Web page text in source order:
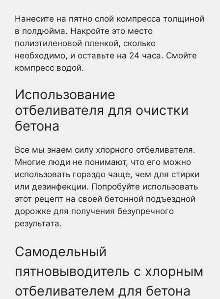
Нанесите на пятно слой компресса толщиной
в полдюйма. Накройте это место
полиэтиленовой пленкой, сколько
необходимо, и оставьте на 24 часа. Смойте
компресс водой.
Использование
отбеливателя для очистки
бетона
Все мы знаем силу хлорного отбеливателя.
Многие люди не понимают, что его можно
использовать гораздо чаще, чем для стирки
или дезинфекции. Попробуйте использовать
этот рецепт на своей бетонной подъездной
дорожке для получения безупречного
результата.
Самодельный
пятновыводитель с хлорным
отбеливателем для бетона